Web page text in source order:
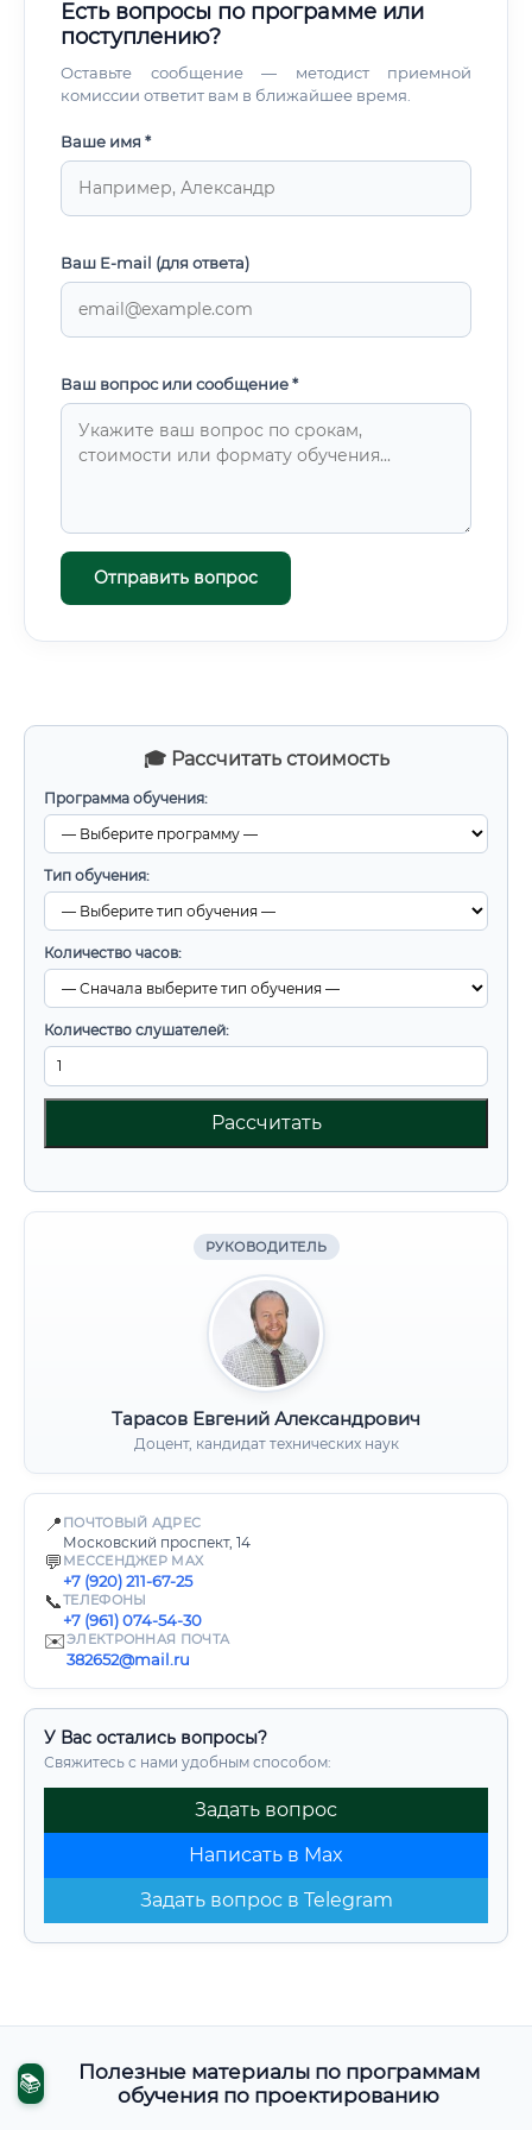
🎓 Рассчитать стоимость
Программа обучения:
Тип обучения:
Количество часов:
Количество слушателей:
Рассчитать
РУКОВОДИТЕЛЬ
Тарасов Евгений Александрович
Доцент, кандидат технических наук
📍 ПОЧТОВЫЙ АДРЕС
Московский проспект, 14
💬 МЕССЕНДЖЕР MAX
+7 (920) 211-67-25
📞ТЕЛЕФОНЫ
+7 (961) 074-54-30
✉️ЭЛЕКТРОННАЯ ПОЧТА
382652@mail.ru
У Вас остались вопросы?
Свяжитесь с нами удобным способом:
Задать вопрос
Написать в Max
Задать вопрос в Telegram
(soft skills): ⚠️ Важно понимать: без глубокого знания
нормативной базы никакая программа не поможет.
Есть вопросы по программе или
поступлению?
Оставьте сообщение — методист приемной
комиссии ответит вам в ближайшее время.
Ваше имя *
Ваш E-mail (для ответа)
Ваш вопрос или сообщение *
Отправить вопрос
📚
Полезные материалы по программам
обучения по проектированию